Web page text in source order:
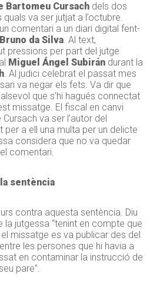
Bartomeu Cursach dels dos
va ser jutjat a l’octubre.
comentari a un diari digital fent-
Bruno da Silva. Al text,
pressions per part del jutge
Miguel Ángel Subirán durant la
. Al judici celebrat el passat mes
va negar els fets. Va dir que
que s’hi hagués connectat
missatge. El fiscal en canvi
va ser l’autor del
a ell una multa per un delicte
considera que no va quedar
comentari.
sentència
contra aquesta sentència. Diu
la jutgessa “tenint en compte que
missatge es va publicar des del
les persones que hi havia a
en contaminar la instrucció de
pare”.